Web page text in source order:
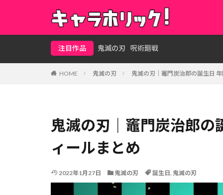
注目作品 鬼滅の刃 呪術廻戦
HOME 鬼滅の刃 鬼滅の刃｜竈門炭治郎の誕生日
鬼滅の刃｜竈門炭治郎の
ィールまとめ
2022年1月27日 鬼滅の刃 誕生日, 鬼滅の刃